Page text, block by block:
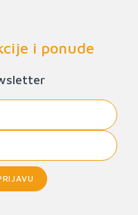
i ponude